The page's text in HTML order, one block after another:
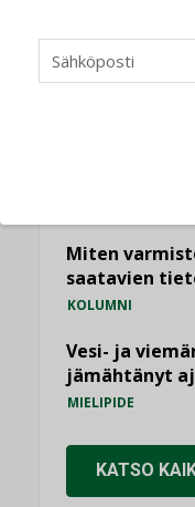
KOLUMNI
Miten
saatavien
KOLUMNI
Vesi- ja
jämähtänyt
MIELIPIDE
KATSO